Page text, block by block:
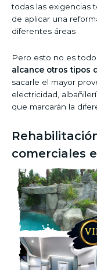
todas las exigencias
de aplicar una
diferentes áreas
Pero esto no es
alcance otros tipos
sacarle el mayor
electricidad,
que marcarán la
comerciales